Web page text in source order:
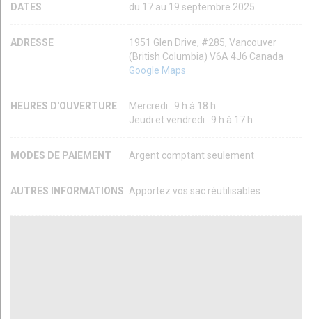
DATES du 17 au 19 septembre 2025
ADRESSE
1951 Glen Drive, #285, Vancouver
(British Columbia) V6A 4J6 Canada
Google Maps
HEURES D'OUVERTURE
Mercredi : 9 h à 18 h
Jeudi et vendredi : 9 h à 17 h
MODES DE PAIEMENT Argent comptant seulement
AUTRES INFORMATIONS Apportez vos sac réutilisables